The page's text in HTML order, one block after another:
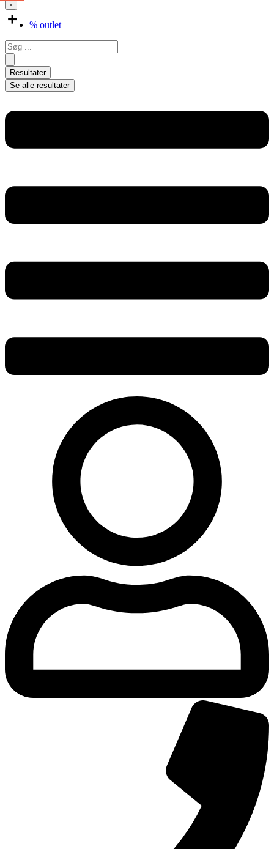
% outlet
Search
...
Resultater
Se alle resultater